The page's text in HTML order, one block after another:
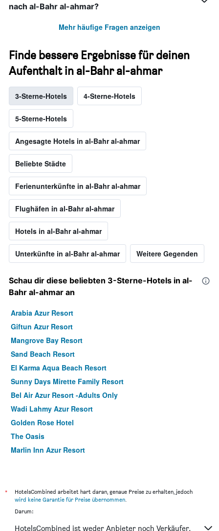
nach al-Bahr al-ahmar?
Mehr häufige Fragen anzeigen
Finde bessere Ergebnisse für deinen
Aufenthalt in al-Bahr al-ahmar
3-Sterne-Hotels 4-Sterne-Hotels
5-Sterne-Hotels
Angesagte Hotels in al-Bahr al-ahmar
Beliebte Städte
Ferienunterkünfte in al-Bahr al-ahmar
Flughäfen in al-Bahr al-ahmar
Hotels in al-Bahr al-ahmar
Unterkünfte in al-Bahr al-ahmar Weitere Gegenden
Schau dir diese beliebten 3-Sterne-Hotels in al-
Bahr al-ahmar an
Arabia Azur Resort
Giftun Azur Resort
Mangrove Bay Resort
Sand Beach Resort
El Karma Aqua Beach Resort
Sunny Days Mirette Family Resort
Bel Air Azur Resort -Adults Only
Wadi Lahmy Azur Resort
Golden Rose Hotel
The Oasis
Marlin Inn Azur Resort
Empire Hotel Aqua Park - Couples and Families
Empire Beach Aqua Park
*
HotelsCombined arbeitet hart daran, genaue Preise zu erhalten, jedoch
wird keine Garantie für Preise übernommen.
Darum:
HotelsCombined ist weder Anbieter noch Verkäufer.